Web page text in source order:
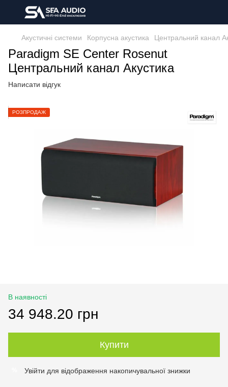
Акустичні системи Корпусна акустика Центральний канал
Paradigm SE Center Rosenut
Центральний канал Акустика
Написати відгук
РОЗПРОДАЖ
В наявності
34 948.20 грн
Купити
Увійти для відображення накопичувальної знижки